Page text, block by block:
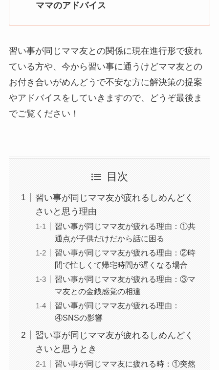
ママのアドバイス
習い事が同じママ友との関係に現在進行形で疲れ
ている方や、今から習い事に通うけどママ友との
お付き合いがめんどうで不安な方に解決策の提案
やアドバイスをしていきますので、どうぞ最後ま
でご覧ください！
目次
習い事が同じママ友が疲れるしめんどく
さいと思う理由
習い事が同じママ友が疲れる理由：①共
通点が子供だけだから話に困る
習い事が同じママ友が疲れる理由：②時
間で忙しくて帰宅時間が遅くなる場合
習い事が同じママ友が疲れる理由：③マ
マ友との金銭感覚の相違
習い事が同じママ友が疲れる理由：
④SNSの影響
習い事が同じママ友が疲れるしめんどく
さいと思うとき
習い事が同じママ友に疲れる時：①突然